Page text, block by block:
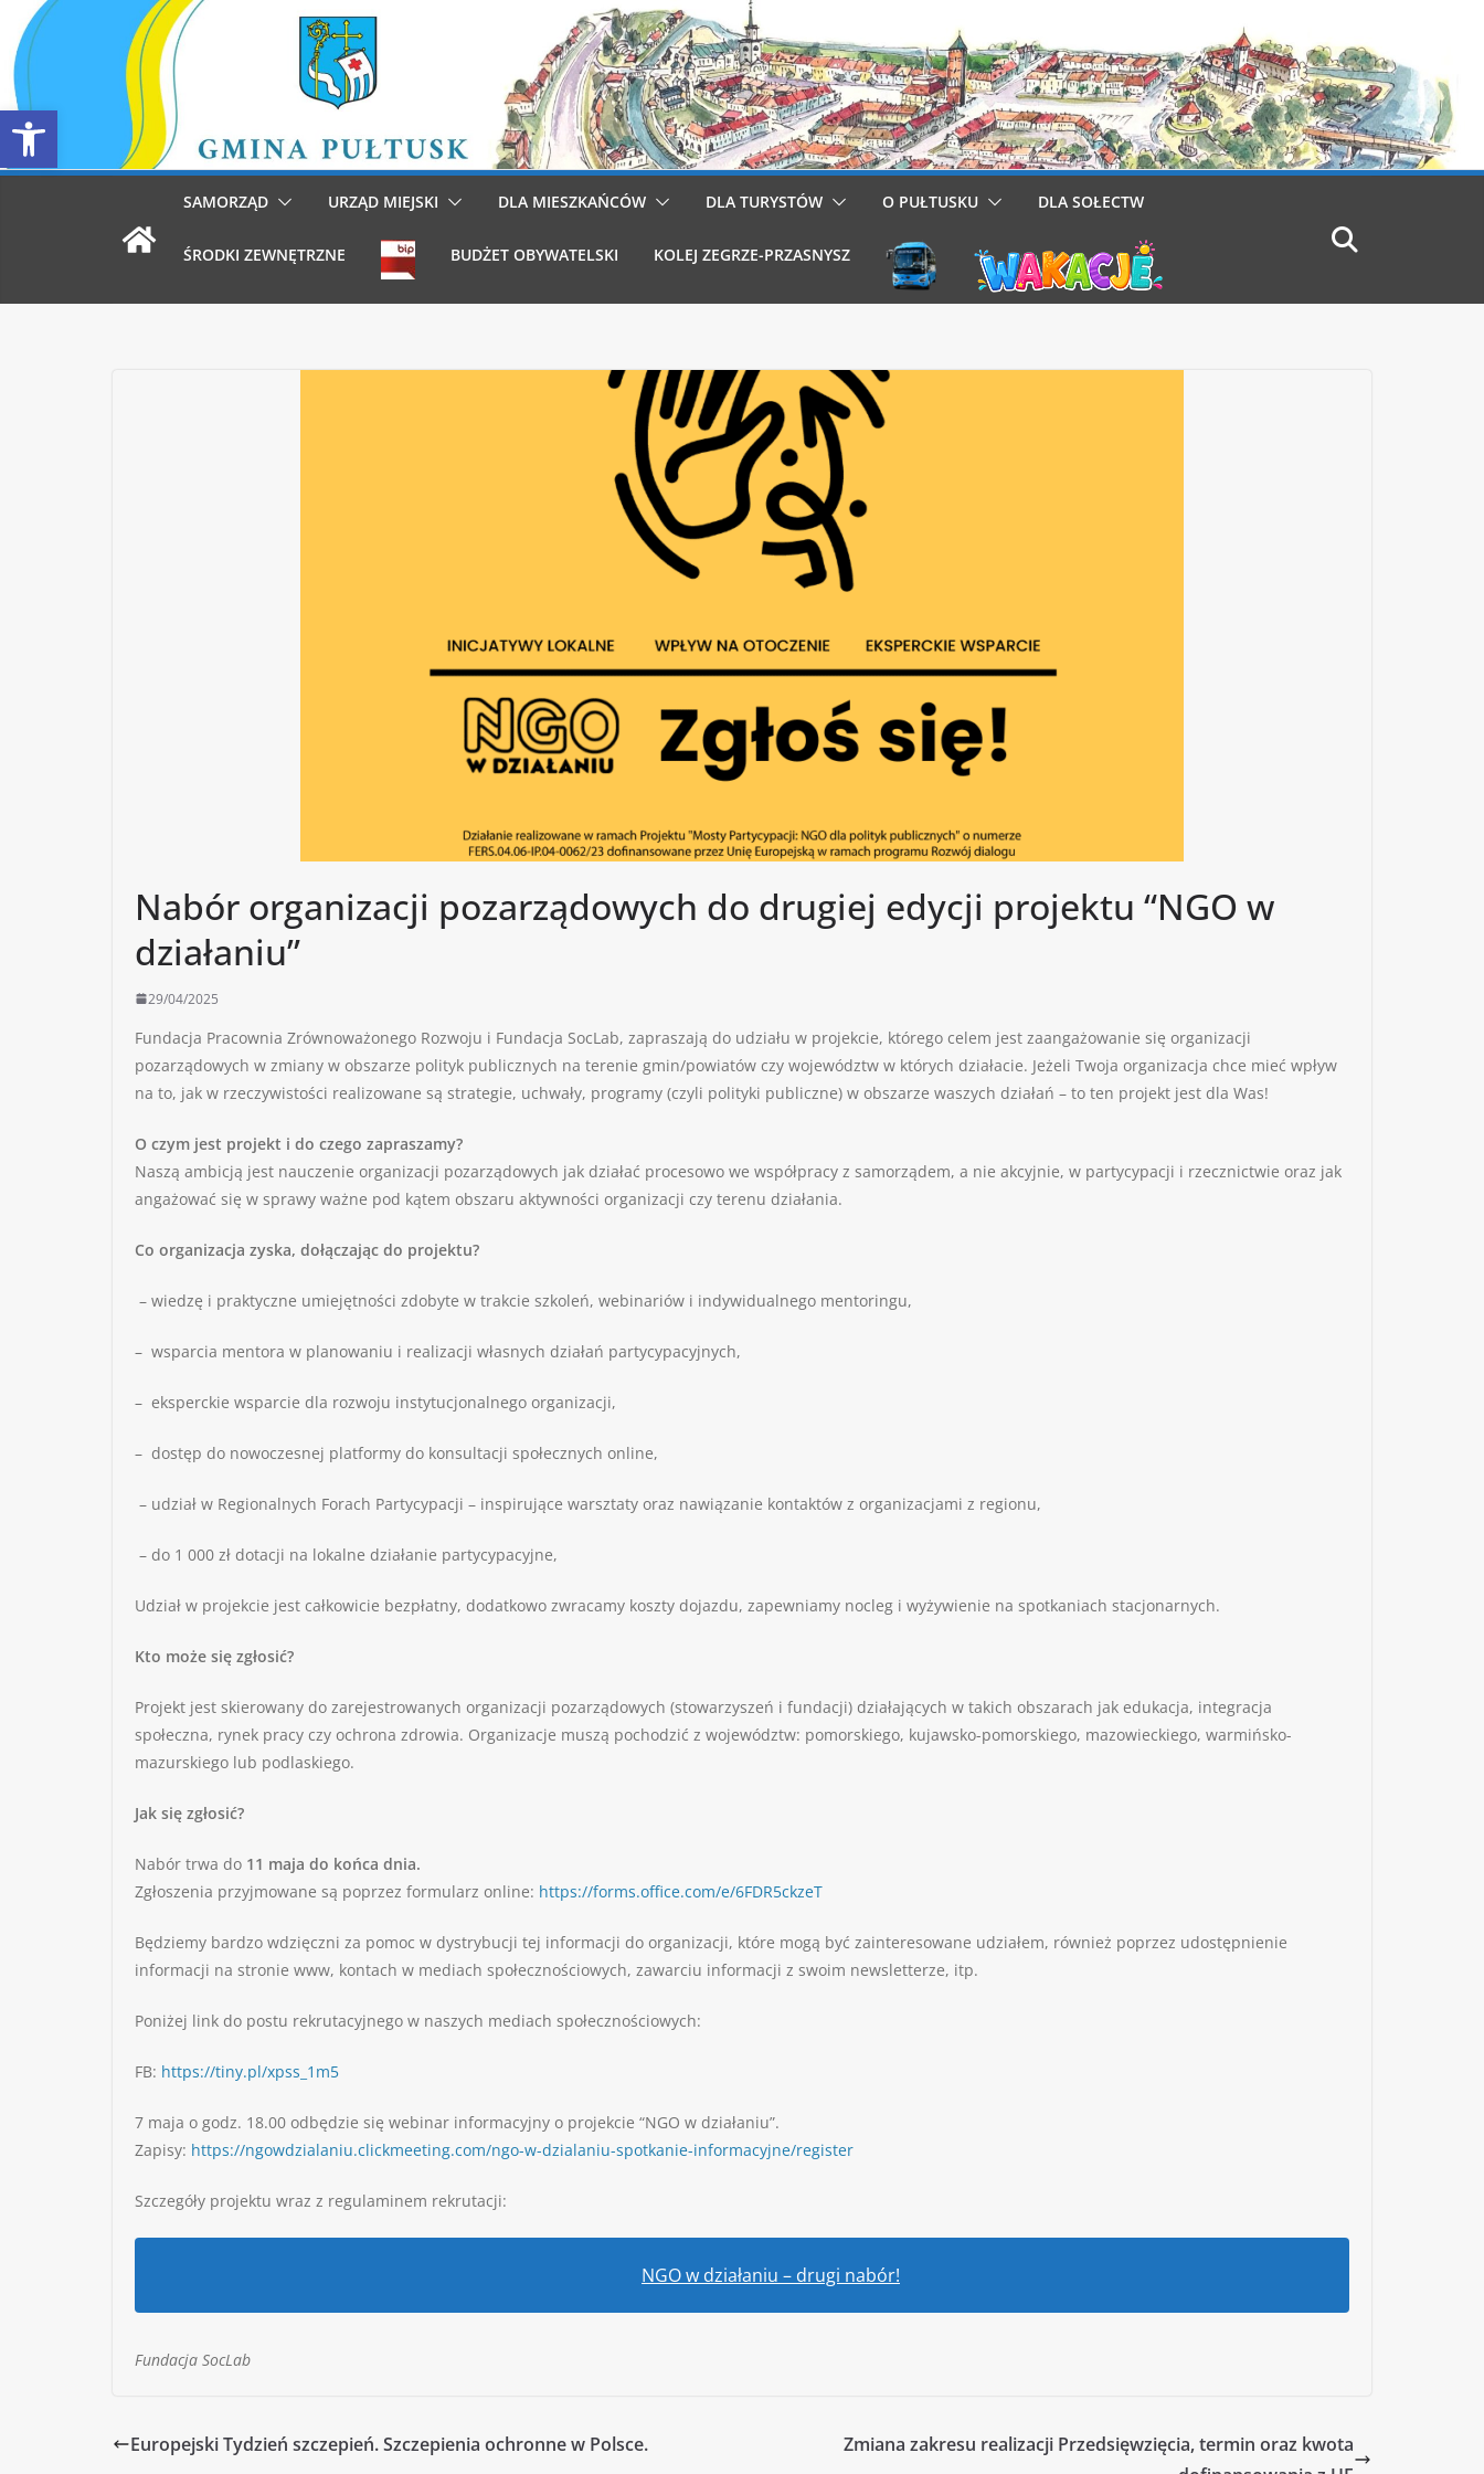
Otwórz pasek narzędzi
Przejdź
do
treści
SAMORZĄD URZĄD MIEJSKI DLA MIESZKAŃCÓW DLA TURYSTÓW O PUŁTUSKU DLA SOŁECTW
ŚRODKI ZEWNĘTRZNE BUDŻET OBYWATELSKI KOLEJ ZEGRZE-PRZASNYSZ
Nabór organizacji pozarządowych do drugiej edycji projektu “NGO w
działaniu”
29/04/2025
Fundacja Pracownia Zrównoważonego Rozwoju i Fundacja SocLab, zapraszają do udziału w projekcie, którego celem jest zaangażowanie się organizacji
pozarządowych w zmiany w obszarze polityk publicznych na terenie gmin/powiatów czy województw w których działacie. Jeżeli Twoja organizacja chce mieć wpływ
na to, jak w rzeczywistości realizowane są strategie, uchwały, programy (czyli polityki publiczne) w obszarze waszych działań – to ten projekt jest dla Was!
O czym jest projekt i do czego zapraszamy?
Naszą ambicją jest nauczenie organizacji pozarządowych jak działać procesowo we współpracy z samorządem, a nie akcyjnie, w partycypacji i rzecznictwie oraz jak
angażować się w sprawy ważne pod kątem obszaru aktywności organizacji czy terenu działania.
Co organizacja zyska, dołączając do projektu?
– wiedzę i praktyczne umiejętności zdobyte w trakcie szkoleń, webinariów i indywidualnego mentoringu,
– wsparcia mentora w planowaniu i realizacji własnych działań partycypacyjnych,
– eksperckie wsparcie dla rozwoju instytucjonalnego organizacji,
– dostęp do nowoczesnej platformy do konsultacji społecznych online,
– udział w Regionalnych Forach Partycypacji – inspirujące warsztaty oraz nawiązanie kontaktów z organizacjami z regionu,
– do 1 000 zł dotacji na lokalne działanie partycypacyjne,
Udział w projekcie jest całkowicie bezpłatny, dodatkowo zwracamy koszty dojazdu, zapewniamy nocleg i wyżywienie na spotkaniach stacjonarnych.
Kto może się zgłosić?
Projekt jest skierowany do zarejestrowanych organizacji pozarządowych (stowarzyszeń i fundacji) działających w takich obszarach jak edukacja, integracja
społeczna, rynek pracy czy ochrona zdrowia. Organizacje muszą pochodzić z województw: pomorskiego, kujawsko-pomorskiego, mazowieckiego, warmińsko-
mazurskiego lub podlaskiego.
Jak się zgłosić?
Nabór trwa do 11 maja do końca dnia.
Zgłoszenia przyjmowane są poprzez formularz online: https://forms.office.com/e/6FDR5ckzeT
Będziemy bardzo wdzięczni za pomoc w dystrybucji tej informacji do organizacji, które mogą być zainteresowane udziałem, również poprzez udostępnienie
informacji na stronie www, kontach w mediach społecznościowych, zawarciu informacji z swoim newsletterze, itp.
Poniżej link do postu rekrutacyjnego w naszych mediach społecznościowych:
FB: https://tiny.pl/xpss_1m5
7 maja o godz. 18.00 odbędzie się webinar informacyjny o projekcie “NGO w działaniu”.
Zapisy: https://ngowdzialaniu.clickmeeting.com/ngo-w-dzialaniu-spotkanie-informacyjne/register
Szczegóły projektu wraz z regulaminem rekrutacji:
NGO w działaniu – drugi nabór!
Fundacja SocLab
Europejski Tydzień szczepień. Szczepienia ochronne w Polsce.
Zmiana zakresu realizacji Przedsięwzięcia, termin oraz kwota